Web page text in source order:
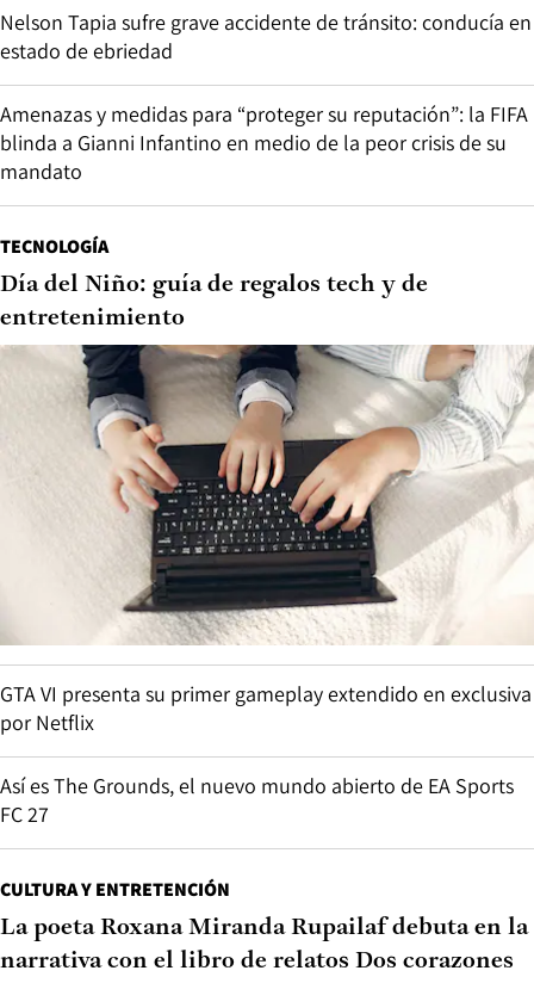
Nelson Tapia sufre grave accidente de tránsito: conducía en
estado de ebriedad
Amenazas y medidas para “proteger su reputación”: la FIFA
blinda a Gianni Infantino en medio de la peor crisis de su
mandato
TECNOLOGÍA
Día del Niño: guía de regalos tech y de
entretenimiento
GTA VI presenta su primer gameplay extendido en exclusiva
por Netflix
Así es The Grounds, el nuevo mundo abierto de EA Sports
FC 27
CULTURA Y ENTRETENCIÓN
La poeta Roxana Miranda Rupailaf debuta en la
narrativa con el libro de relatos Dos corazones